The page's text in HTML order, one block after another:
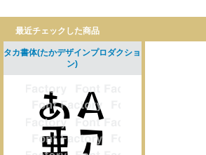
最近チェックした商品
タカ書体(たかデザインプロダクショ
ン)